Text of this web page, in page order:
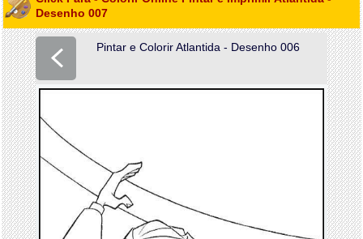
Desenho 007
Pintar e Colorir Atlantida - Desenho 006